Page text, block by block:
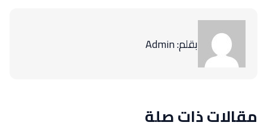
بقلم: Admin
مقالات ذات صلة